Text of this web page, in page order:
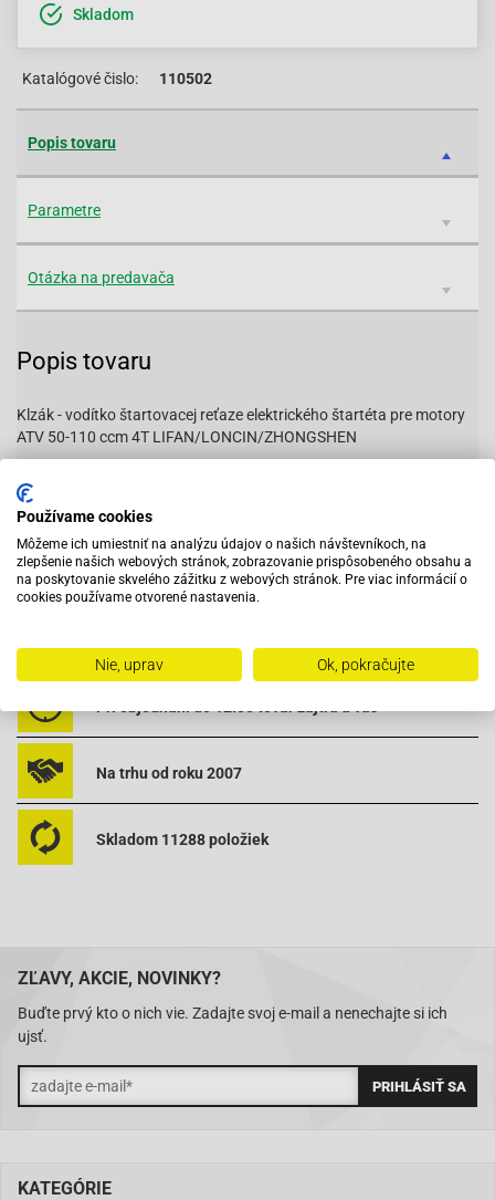
Skladom
Katalógové čislo: 110502
Popis tovaru
Parametre
Otázka na predavača
Popis tovaru
Klzák - vodítko štartovacej reťaze elektrického štartéta pre motory
ATV 50-110 ccm 4T LIFAN/LONCIN/ZHONGSHEN
Pre horný štartér.
110502
Na trhu od roku 2007
Skladom 11288 položiek
ZĽAVY, AKCIE, NOVINKY?
Buďte prvý kto o nich vie. Zadajte svoj e-mail a nenechajte si ich
ujsť.
KATEGÓRIE
Používame cookies
Môžeme ich umiestniť na analýzu údajov o našich návštevníkoch, na
zlepšenie našich webových stránok, zobrazovanie prispôsobeného obsahu a
na poskytovanie skvelého zážitku z webových stránok. Pre viac informácií o
cookies používame otvorené nastavenia.
Nie, uprav Ok, pokračujte